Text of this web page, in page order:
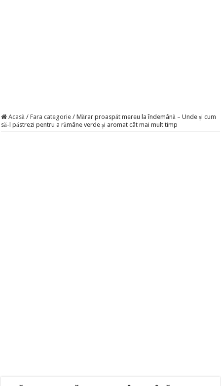
Acasă / Fara categorie / Mărar proaspăt mereu la îndemână – Unde și cum
să-l păstrezi pentru a rămâne verde și aromat cât mai mult timp